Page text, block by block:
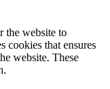
the website to
cookies that ensures
website. These